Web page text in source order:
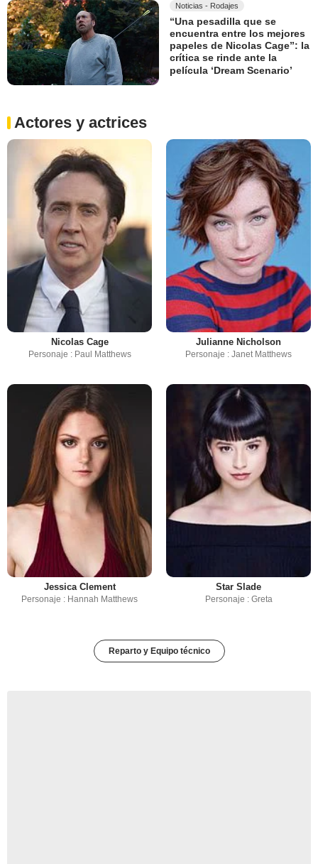
Noticias - Rodajes
“Una pesadilla que se
encuentra entre los mejores
papeles de Nicolas Cage”: la
crítica se rinde ante la
película ‘Dream Scenario’
Actores y actrices
Nicolas Cage
Personaje : Paul Matthews
Julianne Nicholson
Personaje : Janet Matthews
Jessica Clement
Personaje : Hannah Matthews
Star Slade
Personaje : Greta
Reparto y Equipo técnico